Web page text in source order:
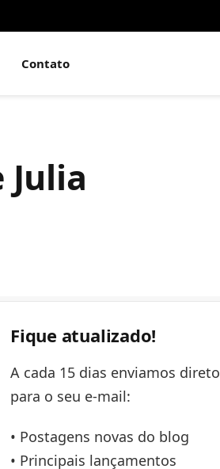
Contato
Fique atualizado!
A cada 15 dias enviamos direto
para o seu e-mail:
• Postagens novas do blog
• Principais lançamentos